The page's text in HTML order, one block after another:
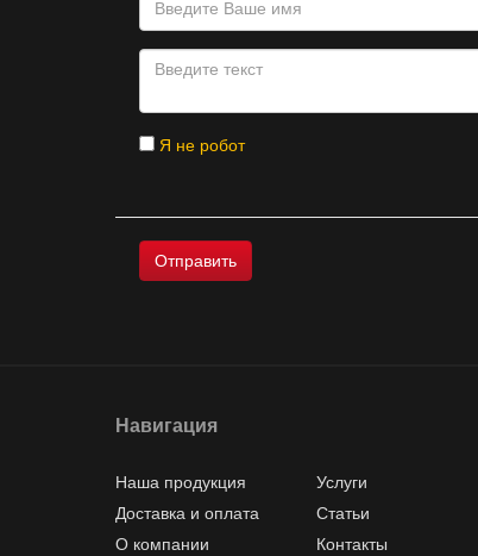
Я не робот
Навигация
Наша продукция
Услуги
Доставка и оплата
Статьи
О компании
Контакты